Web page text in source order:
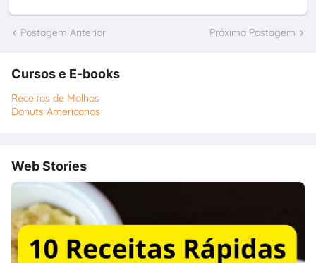
Postagem Anterior Próxima Postagem
Cursos e E-books
Receitas de Molhos
Donuts Americanos
Web Stories